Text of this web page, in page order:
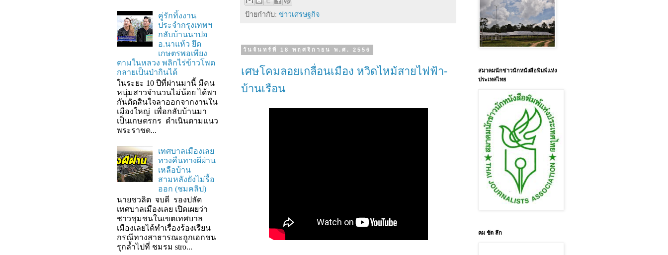
ป้ายกำกับ: ข่าวเศรษฐกิจ
วันจันทร์ที่ 18 พฤศจิกายน พ.ศ. 2556
เศษโคมลอยเกลื่อนเมือง หวิดไหม้สายไฟฟ้า-
บ้านเรือน
คู่รักทิ้งงาน
ประจำกรุงเทพฯ
กลับบ้านนาปอ
อ.นาแห้ว ยึด
เกษตรพอเพียง
ตามในหลวง พลิกไร่ข้าวโพด
กลายเป็นป่ากินได้
ในระยะ 10 ปีที่ผ่านมานี้ มีคน
หนุ่มสาวจำนวนไม่น้อย ได้พา
กันตัดสินใจลาออกจากงานใน
เมืองใหญ่ เพื่อกลับบ้านมา
เป็นเกษตรกร ดำเนินตามแนว
พระราชด...
เทศบาลเมืองเลย
ทวงคืนทางผีผ่าน
เหลือบ้าน
สามหลังยังไม่รื้อ
ออก (ชมคลิป)
นายชวลิต จบดี รองปลัด
เทศบาลเมืองเลย เปิดเผยว่า
ชาวชุมชนในเขตเทศบาล
เมืองเลยได้ทำเรื่องร้องเรียน
กรณีทางสาธารณะถูกเอกชน
รุกล้ำไปที่ ชมรม stro...
สมาคมนักข่าวนักหนังสือพิมพ์แห่ง
ประเทศไทย
คม ชัด ลึก